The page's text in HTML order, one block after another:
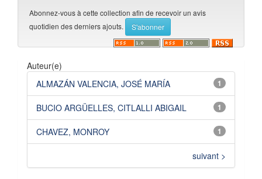
Abonnez-vous à cette collection afin de recevoir un avis
quotidien des derniers ajouts.
Auteur(e)
1
ALMAZÁN VALENCIA, JOSÉ MARÍA
1
BUCIO ARGÜELLES, CITLALLI ABIGAIL
1
CHAVEZ, MONROY
suivant >